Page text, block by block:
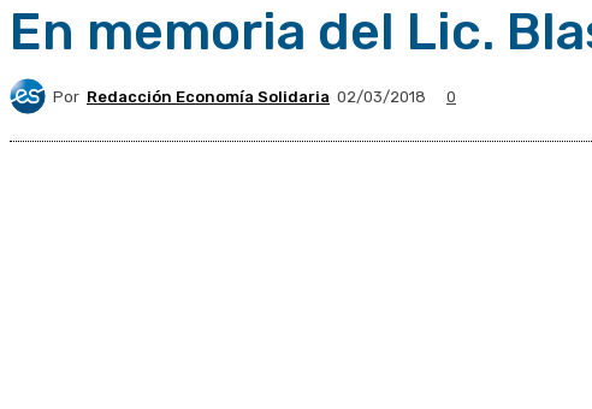
En memoria del Lic.
Por Redacción Economía Solidaria 02/03/2018 0